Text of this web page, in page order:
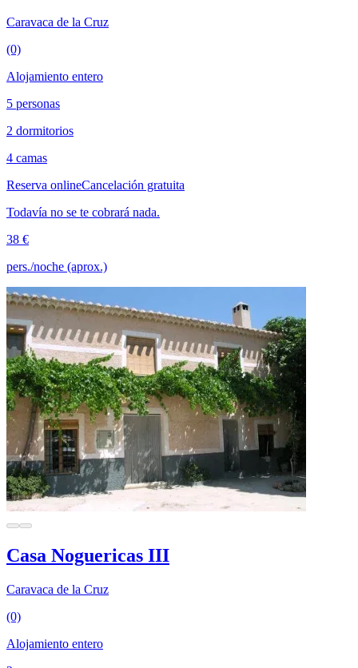
Caravaca de la Cruz
(0)
Alojamiento entero
5 personas
2 dormitorios
4 camas
Reserva onlineCancelación gratuita
Todavía no se te cobrará nada.
38 €
pers./noche (aprox.)
Casa Noguericas III
Caravaca de la Cruz
(0)
Alojamiento entero